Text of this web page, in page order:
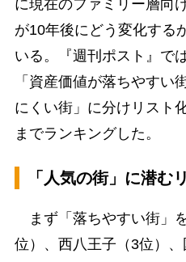
に現在のファミリー層向
が10年後にどう変化する
いる。『週刊ポスト』で
「資産価値が落ちやすい
にくい街」に分けリスト
までランキングした。
「人気の街」に潜む
まず「落ちやすい街」
位）、西八王子（3位）